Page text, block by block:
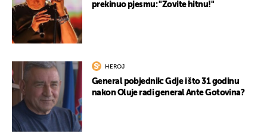
prekinuo pjesmu: "Zovite hitnu!"
HEROJ
General pobjednik: Gdje i što 31 godinu
nakon Oluje radi general Ante Gotovina?